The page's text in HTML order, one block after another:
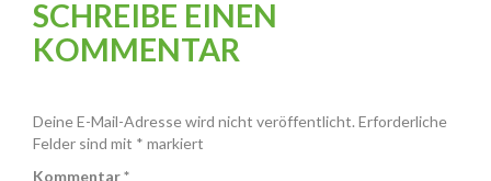
SCHREIBE EINEN
KOMMENTAR
Deine E-Mail-Adresse wird nicht veröffentlicht. Erforderliche
Felder sind mit * markiert
Kommentar*